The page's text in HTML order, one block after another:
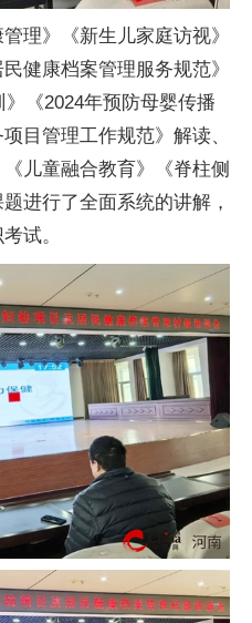
理》《新生儿家庭访视》
健康档案管理服务规范》
》《2024年预防母婴传播
目管理工作规范》解读、
儿童融合教育》《脊柱侧
进行了全面系统的讲解，
试。